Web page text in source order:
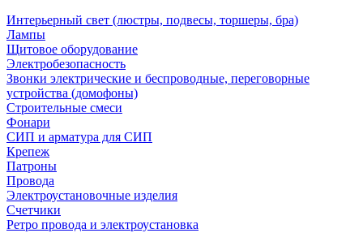
Интерьерный свет (люстры, подвесы, торшеры, бра)
Лампы
Щитовое оборудование
Электробезопасность
Звонки электрические и беспроводные, переговорные
устройства (домофоны)
Строительные смеси
Фонари
СИП и арматура для СИП
Крепеж
Патроны
Провода
Электроустановочные изделия
Счетчики
Ретро провода и электроустановка